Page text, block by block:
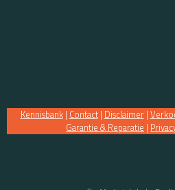
Kennisbank| Contact| Disclaimer|
Garantie & Reparatie |